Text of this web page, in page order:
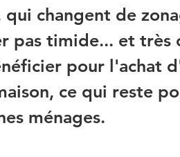
changent de
pas timide... et très
pour l'achat
ce qui reste
ménages.